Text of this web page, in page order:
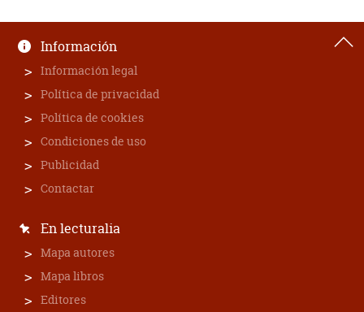
Información
Información legal
Política de privacidad
Política de cookies
Condiciones de uso
Publicidad
Contactar
En lecturalia
Mapa autores
Mapa libros
Editores